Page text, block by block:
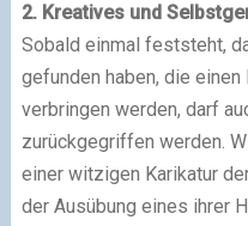
2. Kreatives und
Sobald einmal feststeht,
gefunden haben, die
verbringen werden, darf
zurückgegriffen werden.
einer witzigen Karikatur
der Ausübung eines ihrer